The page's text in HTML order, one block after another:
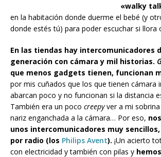
«walky
en la habitación donde duerme el bebé (y
donde estés tú) para poder escuchar si llora
En las tiendas hay intercomunicadores
generación con cámara y mil historias.
que menos gadgets tienen, funcionan
por mis cuñados que los que tienen cámara
abarcan poco y no funcionan si la distancia
También era un poco creepyver a mi
nariz enganchada a la cámara… Por eso,
unos intercomunicadores muy
por radio (los Philips Avent). ¡Un acierto
con electricidad y también con pilas y